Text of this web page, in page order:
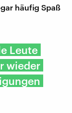
häufig Spaß
Leute
wieder